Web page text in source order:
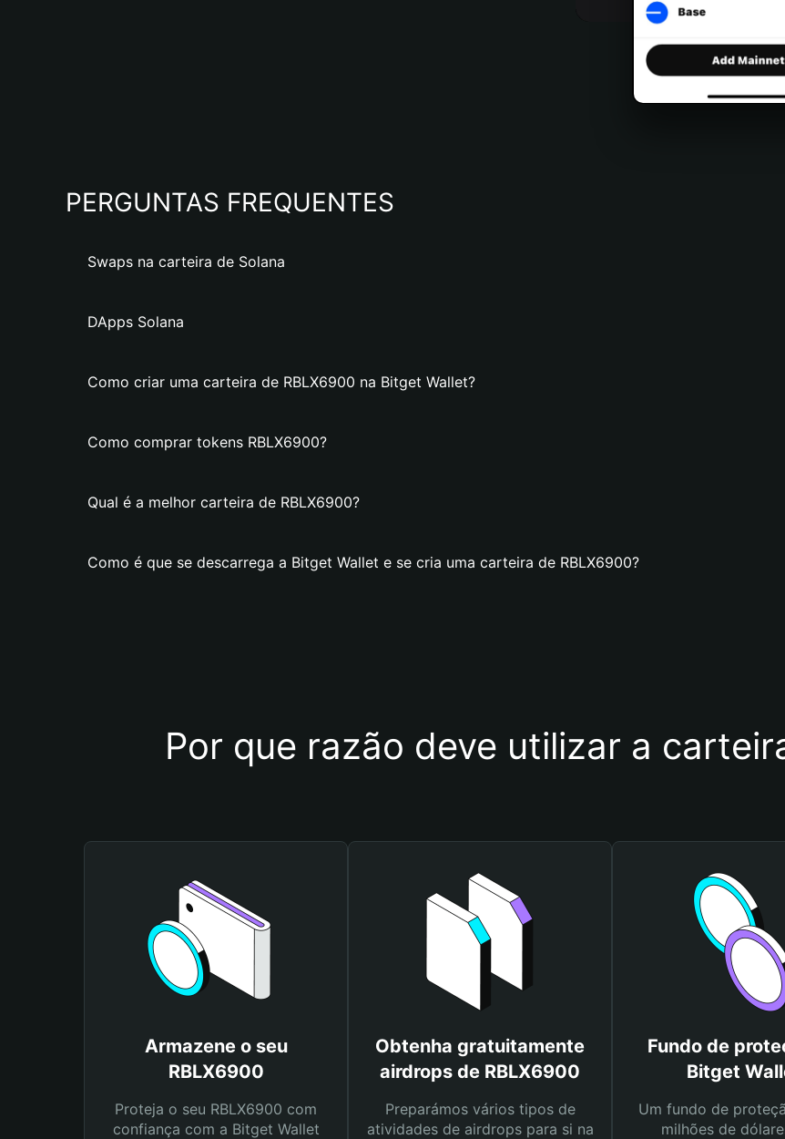
PERGUNTAS FREQUENTES
Swaps na carteira de Solana
DApps Solana
Como criar uma carteira de RBLX6900 na Bitget Wallet?
Como comprar tokens RBLX6900?
Qual é a melhor carteira de RBLX6900?
Como é que se descarrega a Bitget Wallet e se cria uma carteira de RBLX6900?
Por que razão deve utilizar a
Armazene o seu
RBLX6900
Proteja o seu RBLX6900 com
confiança com a Bitget Wallet
Obtenha gratuitamente
airdrops de RBLX6900
Preparámos vários tipos de
atividades de airdrops para si na
Fundo de
Bitget
Um fundo de
milhões de